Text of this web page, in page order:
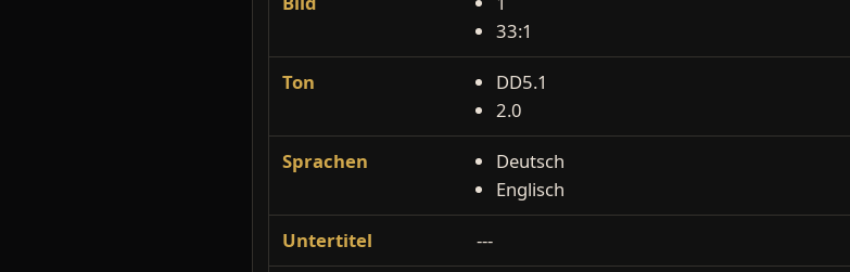
33:1
Ton
DD5.1
2.0
Sprachen
Deutsch
Englisch
Untertitel ---